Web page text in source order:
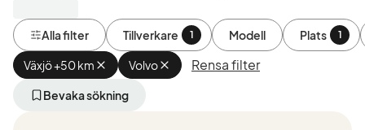
Alla filter Tillverkare 1 Modell Plats 1
Växjö +50 km Ta
bort
aktivt
Volvo Ta
bort
Rensa filter
Bevaka sökning